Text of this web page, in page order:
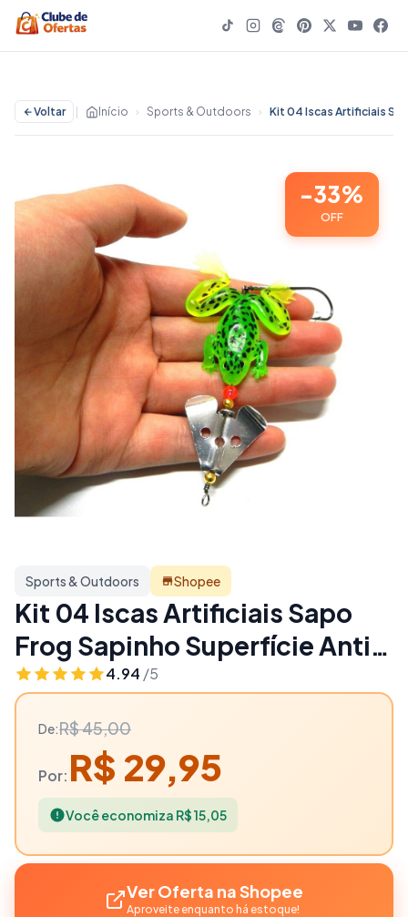
Voltar Início › Sports & Outdoors ›
-33%
OFF
Sports & Outdoors Shopee
Kit 04 Iscas Artificiais Sapo
Frog Sapinho Superfície Anti
Enrosco de 9 cms e 6 gramas
Pesca Traíra Black Bass
Tucunaré Dourado Robalo -
33% OFF | Sports & Outdoors
4.94 /5
De:R$ 45,00
Por: R$ 29,95
Você economiza R$ 15,05
Ver Oferta na Shopee
Aproveite enquanto há estoque!